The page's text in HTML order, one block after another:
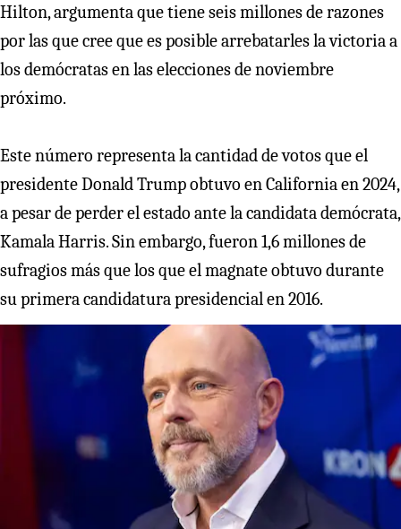
Hilton, argumenta que tiene seis millones de razones
por las que cree que es posible arrebatarles la victoria a
los demócratas en las elecciones de noviembre
próximo.
Este número representa la cantidad de votos que el
presidente Donald Trump obtuvo en California en 2024,
a pesar de perder el estado ante la candidata demócrata,
Kamala Harris. Sin embargo, fueron 1,6 millones de
sufragios más que los que el magnate obtuvo durante
su primera candidatura presidencial en 2016.